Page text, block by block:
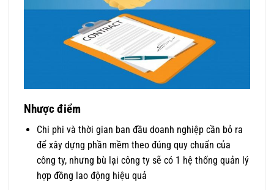
Nhược điểm
Chi phi và thời gian ban đầu doanh nghiệp cần bỏ ra
để xây dựng phần mềm theo đúng quy chuẩn của
công ty, nhưng bù lại công ty sẽ có 1 hệ thống quản lý
hợp đồng lao động hiệu quả